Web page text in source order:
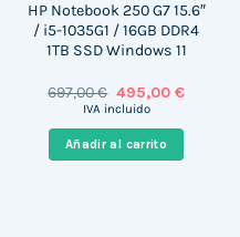
HP Notebook 250 G7 15.6″
/ i5-1035G1 / 16GB DDR4
1TB SSD Windows 11
697,00€ El
precio
era:
697,00 €.
495,00 €El
es:
495,00
IVA incluido
Añadir al carrito